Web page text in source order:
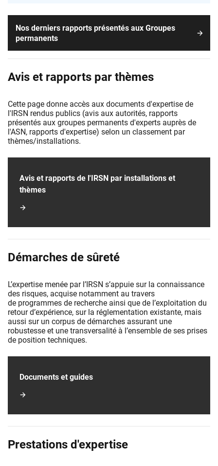
Nos derniers rapports présentés aux Groupes
permanents
Avis et rapports par thèmes
Cette page donne accès aux documents d'expertise de
l'IRSN rendus publics (avis aux autorités, rapports
présentés aux groupes permanents d'experts auprès de
l'ASN, rapports d'expertise) selon un classement par
thèmes/installations.
Avis et rapports de l'IRSN par installations et
thèmes
Démarches de sûreté
L’expertise menée par l’IRSN s’appuie sur la connaissance
des risques, acquise notamment au travers
de programmes de recherche ainsi que de l’exploitation du
retour d’expérience, sur la réglementation existante, mais
aussi sur un corpus de démarches assurant une
robustesse et une transversalité à l’ensemble de ses prises
de position techniques.
Documents et guides
Prestations d'expertise